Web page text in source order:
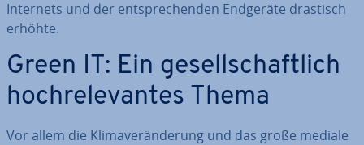
Internets und der ent­spre­chen­den Endgeräte drastisch
erhöhte.
Green IT: Ein ge­sell­schaft­lich
hoch­re­le­van­tes Thema
Vor allem die Kli­ma­ver­än­de­rung und das große mediale